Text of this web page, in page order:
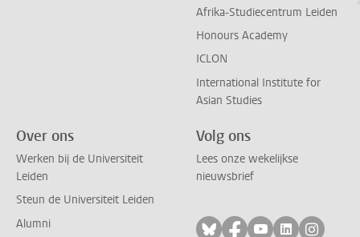
Afrika-Studiecentrum Leiden
Honours Academy
ICLON
International Institute for
Asian Studies
Over ons
Werken bij de Universiteit
Leiden
Steun de Universiteit Leiden
Alumni
Volg ons
Lees onze wekelijkse
nieuwsbrief
Volg ons op bluesky
Volg ons op
Volg ons op
Volg ons
Volg